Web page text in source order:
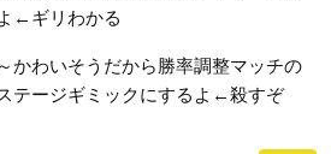
←ギリわかる
かわいそうだから勝率調整マッチの
テージギミックにするよ←殺すぞ